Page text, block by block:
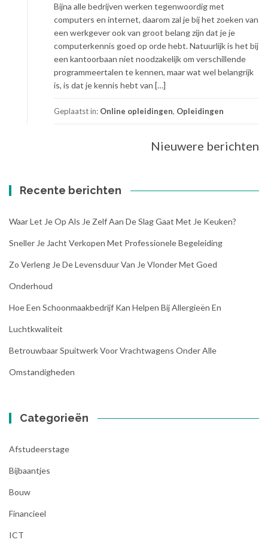
Bijna alle bedrijven werken tegenwoordig met
computers en internet, daarom zal je bij het zoeken van
een werkgever ook van groot belang zijn dat je je
computerkennis goed op orde hebt. Natuurlijk is het bij
een kantoorbaan niet noodzakelijk om verschillende
programmeertalen te kennen, maar wat wel belangrijk
is, is dat je kennis hebt van […]
Geplaatst in: Online opleidingen, Opleidingen
Nieuwere berichten
Recente berichten
Waar Let Je Op Als Je Zelf Aan De Slag Gaat Met Je Keuken?
Sneller Je Jacht Verkopen Met Professionele Begeleiding
Zo Verleng Je De Levensduur Van Je Vlonder Met Goed
Onderhoud
Hoe Een Schoonmaakbedrijf Kan Helpen Bij Allergieën En
Luchtkwaliteit
Betrouwbaar Spuitwerk Voor Vrachtwagens Onder Alle
Omstandigheden
Categorieën
Afstudeerstage
Bijbaantjes
Bouw
Financieel
ICT